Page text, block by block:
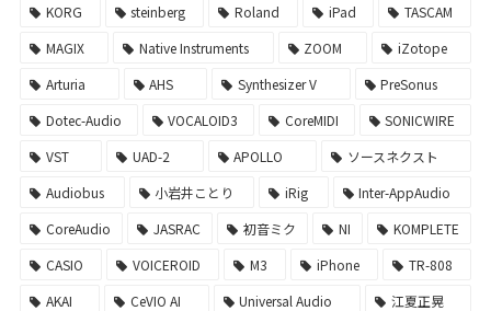
KORG steinberg Roland iPad
TASCAM
MAGIX
Native Instruments ZOOM
iZotope
Arturia
AHS Synthesizer V
PreSonus
Dotec-Audio
VOCALOID3 CoreMIDI
SONICWIRE
VST
UAD-2 APOLLO
ソースネクスト
Audiobus
小岩井ことり iRig
Inter-AppAudio
CoreAudio
JASRAC 初音ミク NI
KOMPLETE
CASIO
VOICEROID M3 iPhone
TR-808
AKAI
CeVIO AI Universal Audio
江夏正晃